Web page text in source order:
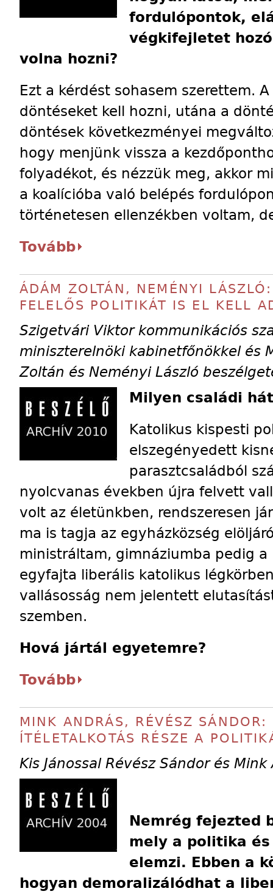
fordulópontok,
végkifejletet
volna hozni?
Ezt a kérdést sohasem szerettem.
döntéseket kell hozni, utána a
döntések következményei
hogy menjünk vissza a
folyadékot, és nézzük meg, akkor
a koalícióba való belépés
történetesen ellenzékben voltam,
Tovább
ÁDÁM ZOLTÁN, NEMÉNYI
FELELŐS POLITIKÁT IS EL KELL
Szigetvári Viktor kommunikációs
miniszterelnöki kabinetfőnökkel és
Zoltán és Neményi László
Milyen családi
Katolikus kispesti
elszegényedett
parasztcsaládból
nyolcvanas években újra felvett
volt az életünkben, rendszeresen
ma is tagja az egyházközség
ministráltam, gimnáziumba pedig
egyfajta liberális katolikus
vallásosság nem jelentett
szemben.
Hová jártál egyetemre?
Tovább
MINK ANDRÁS, RÉVÉSZ
ÍTÉLETALKOTÁS RÉSZE A
Kis Jánossal Révész Sándor és
Nemrég fejezted
mely a politika
elemzi. Ebben a
hogyan demoralizálódhat a